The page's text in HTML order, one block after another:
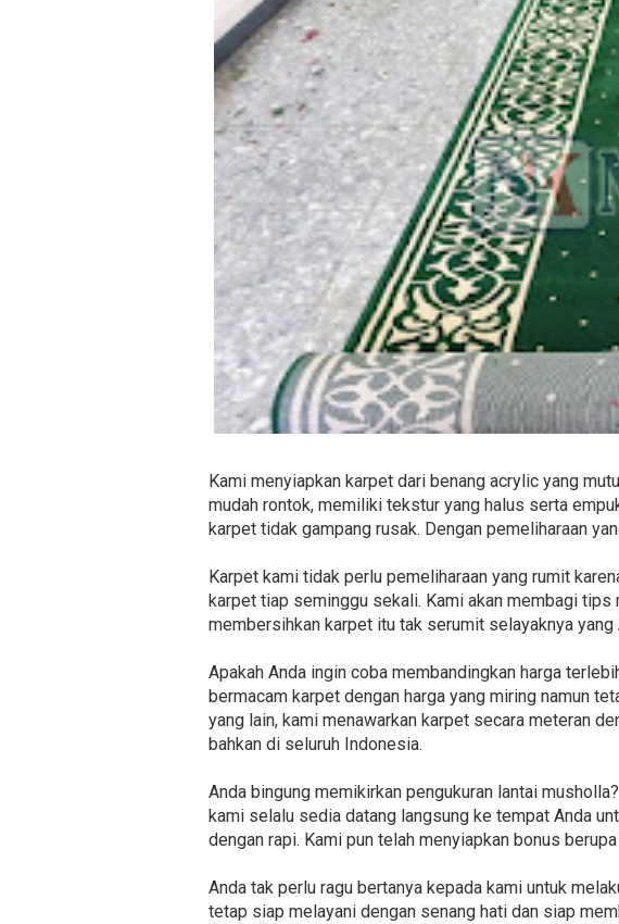
Kami menyiapkan karpet dari benang acrylic yang
mudah rontok, memiliki tekstur yang halus serta
karpet tidak gampang rusak. Dengan pemeliharaan
Karpet kami tidak perlu pemeliharaan yang rumit
karpet tiap seminggu sekali. Kami akan membagi
membersihkan karpet itu tak serumit selayaknya yang
Apakah Anda ingin coba membandingkan harga
bermacam karpet dengan harga yang miring namun
yang lain, kami menawarkan karpet secara meteran
bahkan di seluruh Indonesia.
Anda bingung memikirkan pengukuran lantai
kami selalu sedia datang langsung ke tempat Anda
dengan rapi. Kami pun telah menyiapkan bonus
Anda tak perlu ragu bertanya kepada kami untuk
tetap siap melayani dengan senang hati dan siap